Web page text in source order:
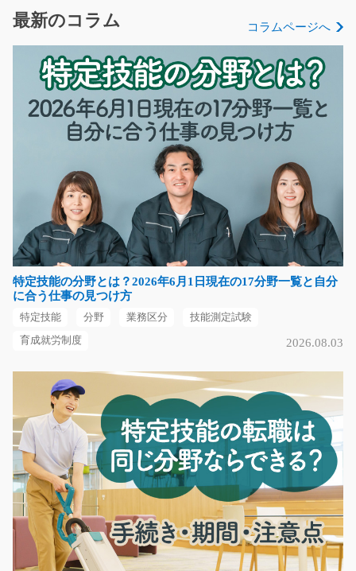
長期（3ヶ月以上）
山口県下関市
気になる
倉庫内でのピッキングや梱包/y11_00670
【諏訪市☆時給1150円】 【時間 8：30～17：30】 倉庫
内でピッキングと梱…
長期（3ヶ月以上）
時給1150円
長野県諏訪市
気になる
一般事務スタッフ/g06_00680
急募
お米を扱う企業の事務所内での一般事務業務。 資料作成
やデータ入力、電話…
長期（3ヶ月以上）
時給1,300円
京都府京都市伏見区
気になる
最新のコラム コラムページへ
特定技能の分野とは？2026年6月1日現在の17分野一覧と自分
に合う仕事の見つけ方
特定技能 分野 業務区分 技能測定試験
育成就労制度 2026.08.03